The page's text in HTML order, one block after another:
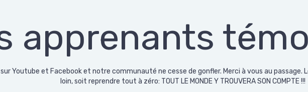
apprenants
sur Youtube et Facebook et notre communauté ne cesse de gonfler. Merci à vous au
loin, soit reprendre tout à zéro: TOUT LE MONDE Y TROUVERA SON COMPTE !!!